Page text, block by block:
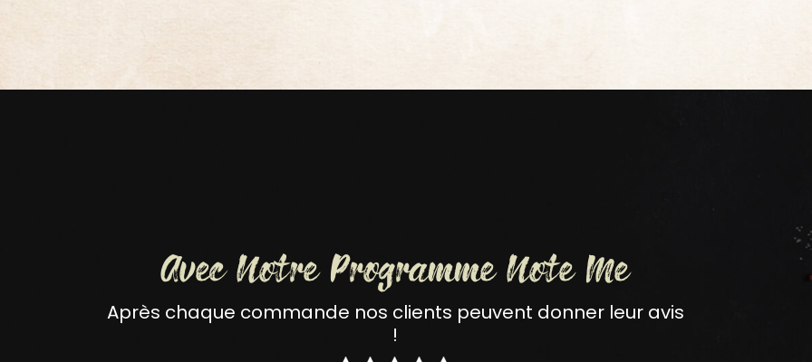
Avec Notre Programme Note Me
Après chaque commande nos clients peuvent donner leur avis
!